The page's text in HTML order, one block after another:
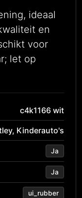
ideaal
en
voor
let op
c4k1166 wit
, Kinderauto's
Ja
Ja
ui_rubber